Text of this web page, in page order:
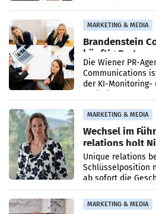
MARKETING & MEDIA
Brandenstein
künftig Partner
Die Wiener PR-
Communications
der KI-Monitoring-
MARKETING & MEDIA
Wechsel im
relations holt
Unique relations
Schlüsselposition
ab sofort die
PR-Agentur an der
Anna Kalina-Mahr.
MARKETING & MEDIA